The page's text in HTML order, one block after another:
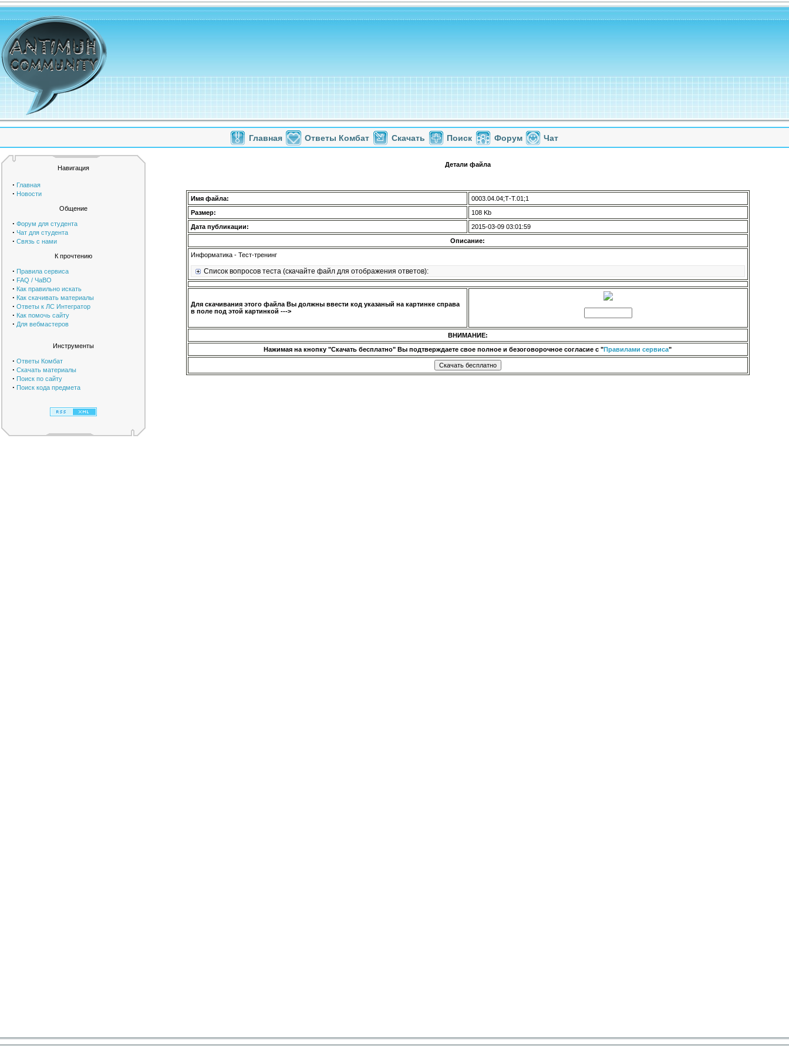
Главная Ответы Комбат Скачать Поиск Форум Чат
Навигация
· Главная
· Новости
Общение
· Форум для студента
· Чат для студента
· Связь с нами
К прочтению
· Правила сервиса
· FAQ / ЧаВО
· Как правильно искать
· Как скачивать материалы
· Ответы к ЛС Интегратор
· Как помочь сайту
· Для вебмастеров
Инструменты
· Ответы Комбат
· Скачать материалы
· Поиск по сайту
· Поиск кода предмета
Детали файла
Имя файла:
0003.04.04;Т-Т.01;1
Размер:
108 Kb
Дата публикации:
2015-03-09 03:01:59
Описание:
Информатика - Тест-тренинг
Список вопросов теста (скачайте файл для отображения ответов):
Для скачивания этого файла Вы должны ввести код указаный на картинке справа
в поле под этой картинкой --->
ВНИМАНИЕ:
Нажимая на кнопку "Скачать бесплатно" Вы подтверждаете свое полное и безоговорочное согласие с "Правилами сервиса"